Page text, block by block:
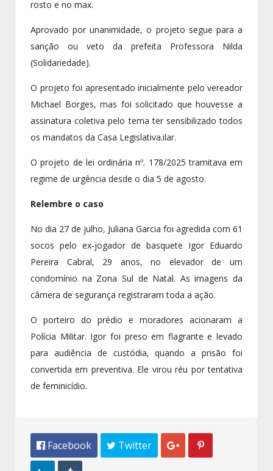
rosto e no max.
Aprovado por unanimidade, o projeto segue para a
sanção ou veto da prefeita Professora Nilda
(Solidariedade).
O projeto foi apresentado inicialmente pelo vereador
Michael Borges, mas foi solicitado que houvesse a
assinatura coletiva pelo tema ter sensibilizado todos
os mandatos da Casa Legislativa.ilar.
O projeto de lei ordinária nº. 178/2025 tramitava em
regime de urgência desde o dia 5 de agosto.
Relembre o caso
No dia 27 de julho, Juliana Garcia foi agredida com 61
socos pelo ex-jogador de basquete Igor Eduardo
Pereira Cabral, 29 anos, no elevador de um
condomínio na Zona Sul de Natal. As imagens da
câmera de segurança registraram toda a ação.
O porteiro do prédio e moradores acionaram a
Polícia Militar. Igor foi preso em flagrante e levado
para audiência de custódia, quando a prisão foi
convertida em preventiva. Ele virou réu por tentativa
de feminicídio.
 Facebook  Twitter  